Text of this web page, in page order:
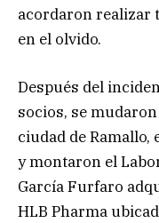
acordaron realizar
en el olvido.
Después del
socios, se
ciudad de
y montaron el
García Furfaro
HLB Pharma